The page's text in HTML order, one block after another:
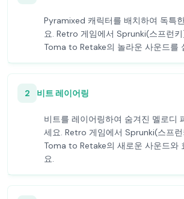
Pyramixed 캐릭터를 배치하여 독특
요. Retro 게임에서 Sprunki(스프런
Toma to Retake의 놀라운 사운드를
2 비트 레이어링
비트를 레이어링하여 숨겨진 멜로디
세요. Retro 게임에서 Sprunki(스프
Toma to Retake의 새로운 사운드와
요.